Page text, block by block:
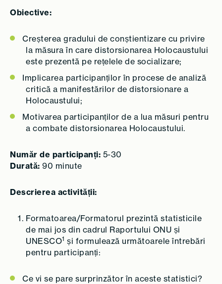
Obiective:
Creșterea gradului de conștientizare cu privire
la măsura în care distorsionarea Holocaustului
este prezentă pe rețelele de socializare;
Implicarea participanților în procese de analiză
critică a manifestărilor de distorsionare a
Holocaustului;
Motivarea participanților de a lua măsuri pentru
a combate distorsionarea Holocaustului.
Număr de participanți: 5-30
Durată: 90 minute
Descrierea activității:
Formatoarea/Formatorul prezintă statisticile
de mai jos din cadrul Raportului ONU și
UNESCO1 și formulează următoarele întrebări
pentru participanți:
Ce vi se pare surprinzător în aceste statistici?